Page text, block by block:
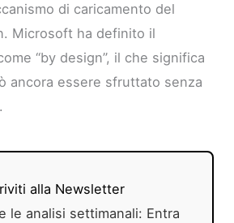
di caricamento del
Microsoft ha definito il
“by design”, il che significa
ancora essere sfruttato senza
alla Newsletter
le analisi settimanali: Entra